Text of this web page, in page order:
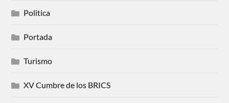
Politica
Portada
Turismo
XV Cumbre de los BRICS